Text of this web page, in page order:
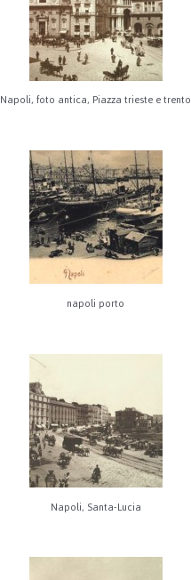
Napoli, foto antica, Piazza trieste e trento
napoli porto
Napoli, Santa-Lucia